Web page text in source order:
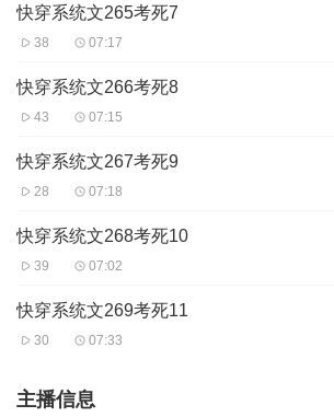
快穿系统文265考死7
38 07:17
快穿系统文266考死8
43 07:15
快穿系统文267考死9
28 07:18
快穿系统文268考死10
39 07:02
快穿系统文269考死11
30 07:33
主播信息